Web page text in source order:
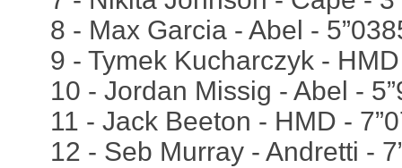
8 - Max Garcia - Abel -
9 - Tymek Kucharczyk -
10 - Jordan Missig - Abel -
11 - Jack Beeton - HMD -
12 - Seb Murray - Andretti -